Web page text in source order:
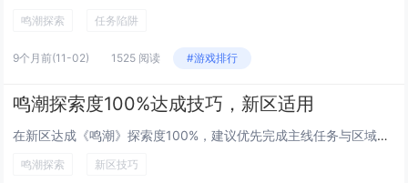
鸣潮探索 任务陷阱
9个月前(11-02) 1525 阅读 #游戏排行
鸣潮探索度100%达成技巧，新区适用
在新区达成《鸣潮》探索度100%，建议优先完成主线任务与区域解锁，快速推进地图开放，合理利用巡查仙灵与探索工具，高效点亮视野并收集宝箱，注意查看地图边缘与隐蔽角落，常有隐藏区域和解谜任务，及时完成神像升级与共鸣者探索，提升移动与战斗能力，多...
鸣潮探索 新区技巧